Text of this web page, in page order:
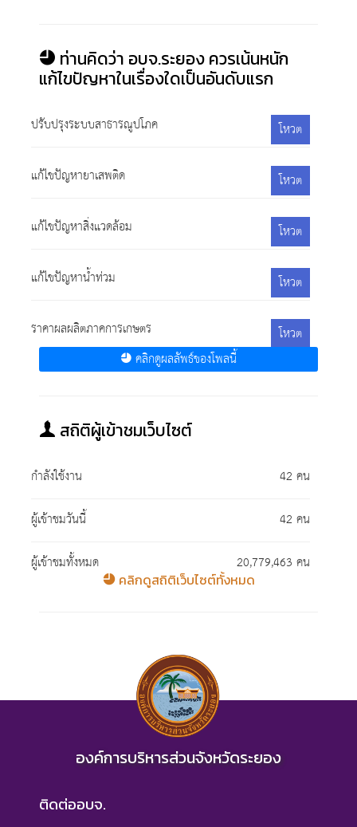
ท่านคิดว่า อบจ.ระยอง ควรเน้นหนัก
แก้ไขปัญหาในเรื่องใดเป็นอันดับแรก
ปรับปรุงระบบสาธารณูปโภค โหวต
แก้ไขปัญหายาเสพติด โหวต
แก้ไขปัญหาสิ่งแวดล้อม โหวต
แก้ไขปัญหาน้ำท่วม โหวต
ราคาผลผลิตภาคการเกษตร
โหวต
คลิกดูผลลัพธ์ของโพลนี้
สถิติผู้เข้าชมเว็บไซต์
กำลังใช้งาน
42 คน
ผู้เข้าชมวันนี้
42 คน
ผู้เข้าชมทั้งหมด
20,779,463 คน
คลิกดูสถิติเว็บไซต์ทั้งหมด
องค์การบริหารส่วนจังหวัดระยอง
ติดต่ออบจ.